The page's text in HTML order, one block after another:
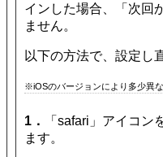
インした場合、「次回
ません。
以下の方法で、設定し
※iOSのバージョンにより多少異な
1．
「safari」アイコン
ます。